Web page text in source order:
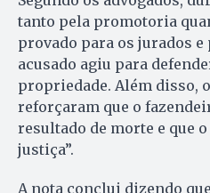
tanto pela promotoria
provado para os jurados e
acusado agiu para
propriedade. Além disso,
reforçaram que o
resultado de morte e que
justiça”.
A nota conclui dizendo